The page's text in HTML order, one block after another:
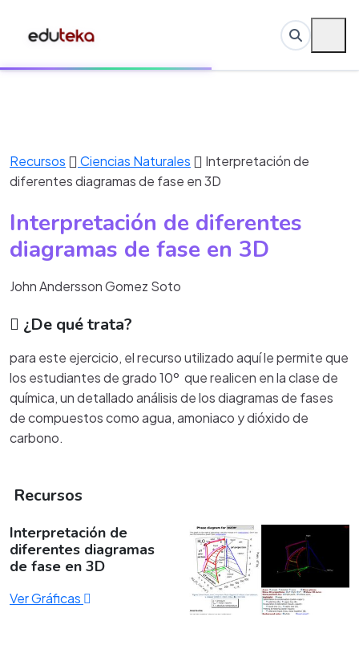
Recursos Ciencias Naturales
Interpretación de
diferentes diagramas de fase en 3D
Interpretación de diferentes
diagramas de fase en 3D
John Andersson Gomez Soto
¿De qué trata?
para este ejercicio, el recurso utilizado aquí le permite que
los estudiantes de grado 10º que realicen en la clase de
química, un detallado análisis de los diagramas de fases
de compuestos como agua, amoniaco y dióxido de
carbono.
Recursos
Interpretación de
diferentes diagramas
de fase en 3D
Ver Gráficas